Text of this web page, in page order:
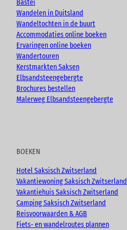
k
a
m
Bastei
Wandelen in Duitsland
Wandeltochten in de buurt
Accommodaties online boeken
Ervaringen online boeken
Wandertouren
Kerstmarkten Saksen
Elbsandsteengebergte
Brochures bestellen
Malerweg Elbsandsteengebergte
BOEKEN
Hotel Saksisch Zwitserland
Vakantiewoning Saksisch Zwitserland
Vakantiehuis Saksisch Zwitserland
Camping Saksisch Zwitserland
Reisvoorwaarden & AGB
Fiets- en wandelroutes plannen